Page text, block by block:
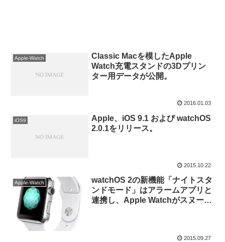
Apple-Watch
Classic Macを模したApple
Watch充電スタンドの3Dプリン
ター用データが公開。
2016.01.03
iOS9
Apple、iOS 9.1 および watchOS
2.0.1をリリース。
2015.10.22
Apple-Watch
watchOS 2の新機能「ナイトスタ
ンドモード」はアラームアプリと
連携し、Apple Watchがスヌーズ
2015.09.27